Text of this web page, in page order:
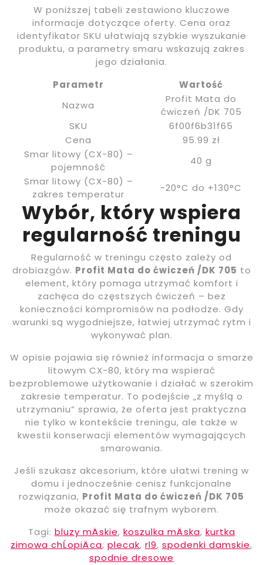
W poniższej tabeli zestawiono kluczowe
informacje dotyczące oferty. Cena oraz
identyfikator SKU ułatwiają szybkie wyszukanie
produktu, a parametry smaru wskazują zakres
jego działania.
Parametr
Wartość
Nazwa
Profit Mata do
ćwiczeń /DK 705
SKU
6f00f6b31f65
Cena
95.99 zł
Smar litowy (CX-80) –
pojemność
40 g
Smar litowy (CX-80) –
zakres temperatur
-20°C do +130°C
Wybór, który wspiera
regularność treningu
Regularność w treningu często zależy od
drobiazgów. Profit Mata do ćwiczeń /DK 705 to
element, który pomaga utrzymać komfort i
zachęca do częstszych ćwiczeń – bez
konieczności kompromisów na podłodze. Gdy
warunki są wygodniejsze, łatwiej utrzymać rytm i
wykonywać plan.
W opisie pojawia się również informacja o smarze
litowym CX-80, który ma wspierać
bezproblemowe użytkowanie i działać w szerokim
zakresie temperatur. To podejście „z myślą o
utrzymaniu” sprawia, że oferta jest praktyczna
nie tylko w kontekście treningu, ale także w
kwestii konserwacji elementów wymagających
smarowania.
Jeśli szukasz akcesorium, które ułatwi trening w
domu i jednocześnie cenisz funkcjonalne
rozwiązania, Profit Mata do ćwiczeń /DK 705
może okazać się trafnym wyborem.
Tagi: bluzy mÄskie, koszulka mÄska, kurtka
zimowa chĹopiÄca, plecak, rl9, spodenki damskie,
spodnie dresowe